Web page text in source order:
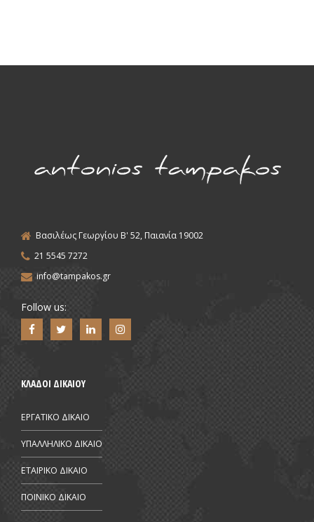
Βασιλέως Γεωργίου Β' 52, Παιανία 19002
21 5545 7272
info@tampakos.gr
Follow us:
ΚΛΑΔΟΙ ΔΙΚΑΙΟΥ
ΕΡΓΑΤΙΚΟ ΔΙΚΑΙΟ
ΥΠΑΛΛΗΛΙΚΟ ΔΙΚΑΙΟ
ΕΤΑΙΡΙΚΟ ΔΙΚΑΙΟ
ΠΟΙΝΙΚΟ ΔΙΚΑΙΟ